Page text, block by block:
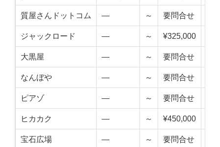
質屋さんドットコム — ～ 要問合せ
ジャックロード — ～ ¥325,000
大黒屋 — ～ 要問合せ
なんぼや — ～ 要問合せ
ピアゾ — ～ 要問合せ
ヒカカク — ～ ¥450,000
宝石広場 — ～ 要問合せ